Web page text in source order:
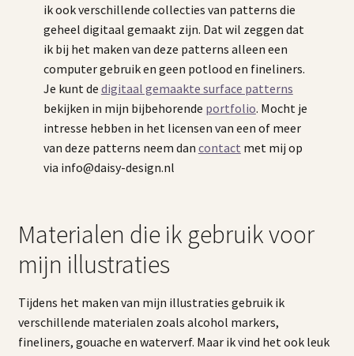
ik ook verschillende collecties van patterns die
geheel digitaal gemaakt zijn. Dat wil zeggen dat
ik bij het maken van deze patterns alleen een
computer gebruik en geen potlood en fineliners.
Je kunt de digitaal gemaakte surface patterns
bekijken in mijn bijbehorende portfolio. Mocht je
intresse hebben in het licensen van een of meer
van deze patterns neem dan contact met mij op
via info@daisy-design.nl
Materialen die ik gebruik voor
mijn illustraties
Tijdens het maken van mijn illustraties gebruik ik
verschillende materialen zoals alcohol markers,
fineliners, gouache en waterverf. Maar ik vind het ook leuk